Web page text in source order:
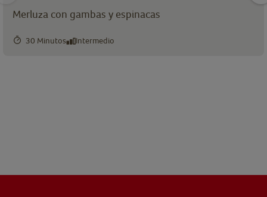
Merluza con gambas y espinacas
30 Minutos Intermedio